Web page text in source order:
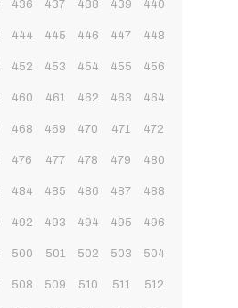
436 437 438 439 440
444 445 446 447 448
452 453 454 455 456
460 461 462 463 464
468 469 470 471 472
476 477 478 479 480
484 485 486 487 488
492 493 494 495 496
500 501 502 503 504
508 509 510 511 512